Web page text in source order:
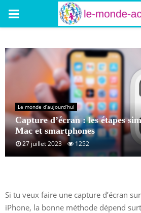
PRIMARY
Le monde d’aujourd’hui
Capture d’écran : les étapes
Mac et smartphones
27 juillet 2023 1252
Si tu veux faire une capture d’écran
iPhone, la bonne méthode dépend